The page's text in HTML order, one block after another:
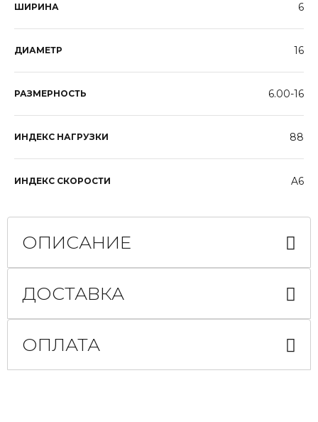
ШИРИНА 6
ДИАМЕТР 16
РАЗМЕРНОСТЬ 6.00-16
ИНДЕКС НАГРУЗКИ 88
ИНДЕКС СКОРОСТИ A6
ОПИСАНИЕ
ДОСТАВКА
ОПЛАТА